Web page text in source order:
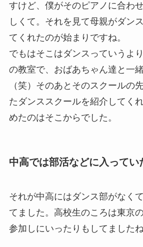
すけど、僕がそのピアノに合わ
しくて。それを見て母親がダン
てくれたのが始まりですね。
でもはそこはダンスっていうよ
の教室で、おばあちゃん達と一
（笑）そのあとそのスクールの
たダンススクールを紹介してく
めたのはそこからでした。
中高では部活などに入ってい
それが中高にはダンス部がなく
てました。高校生のころは東京
参加しにいったりもしてましたね